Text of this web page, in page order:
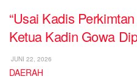
“Usai Kadis
Ketua Kadin Gowa
JUNI 22, 2026
DAERAH